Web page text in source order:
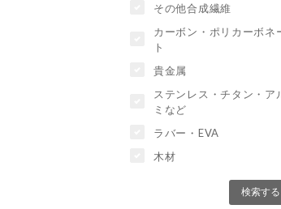
その他合成繊維
カーボン・ポリカーボネ
ト
貴金属
ステンレス・チタン・ア
ミなど
ラバー・EVA
木材